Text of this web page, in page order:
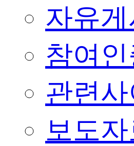
자유
참여인
관련
보도자